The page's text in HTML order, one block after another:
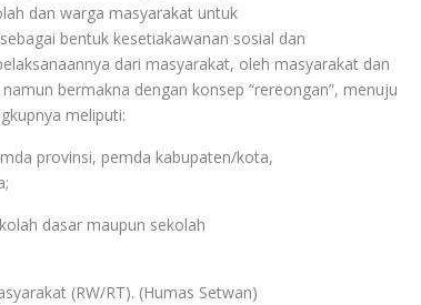
dan warga masyarakat untuk
bentuk kesetiakawanan sosial dan
dari masyarakat, oleh masyarakat dan
bermakna dengan konsep “rereongan”, menuju
meliputi:
provinsi, pemda kabupaten/kota,
dasar maupun sekolah
(RW/RT). (Humas Setwan)